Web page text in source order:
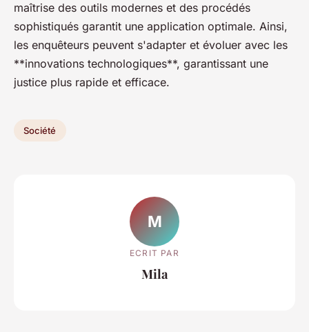
maîtrise des outils modernes et des procédés
sophistiqués garantit une application optimale. Ainsi,
les enquêteurs peuvent s'adapter et évoluer avec les
**innovations technologiques**, garantissant une
justice plus rapide et efficace.
Société
M
ECRIT PAR
Mila